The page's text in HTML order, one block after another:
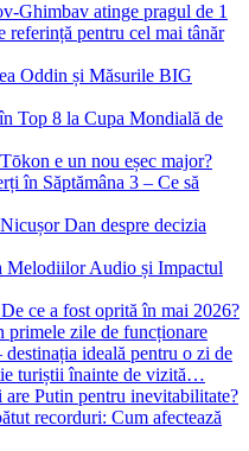
atinge pragul de 1
referință pentru cel mai tânăr
Oddin și Măsurile BIG
Top 8 la Cupa Mondială de
e un nou eșec major?
în Săptămâna 3 – Ce să
Dan despre decizia
Melodiilor Audio și Impactul
ce a fost oprită în mai 2026?
primele zile de funcționare
ideală pentru o zi de
turiștii înainte de vizită…
Putin pentru inevitabilitate?
recorduri: Cum afectează